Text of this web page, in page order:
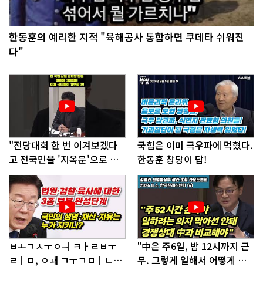
한동훈의 예리한 지적 "육해공사 통합하면 쿠데타 쉬워진
다"
"전당대회 한 번 이겨보겠다
고 전국민을 '지옥문'으로 밀
어!"
국힘은 이미 극우파에 먹혔다.
한동훈 창당이 답!
ㅂㅗㄱㅅㅜㅇㅢ ㅋㅏㄹㅂㅜ
ㄹㅣㅁ, ㅇㅙ ㄱㅜㄱㅁㅣㄴㄷ
ㅡㄹㅇㅣ ㄷㅏㅇㅎㅐㅇㅑ ㅎ
"中은 주6일, 밤 12시까지 근
무. 그렇게 일해서 어떻게 경
쟁하냐 반문하더라"